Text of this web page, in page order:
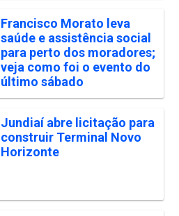
Francisco Morato leva
saúde e assistência social
para perto dos moradores;
veja como foi o evento do
último sábado
Jundiaí abre licitação para
construir Terminal Novo
Horizonte